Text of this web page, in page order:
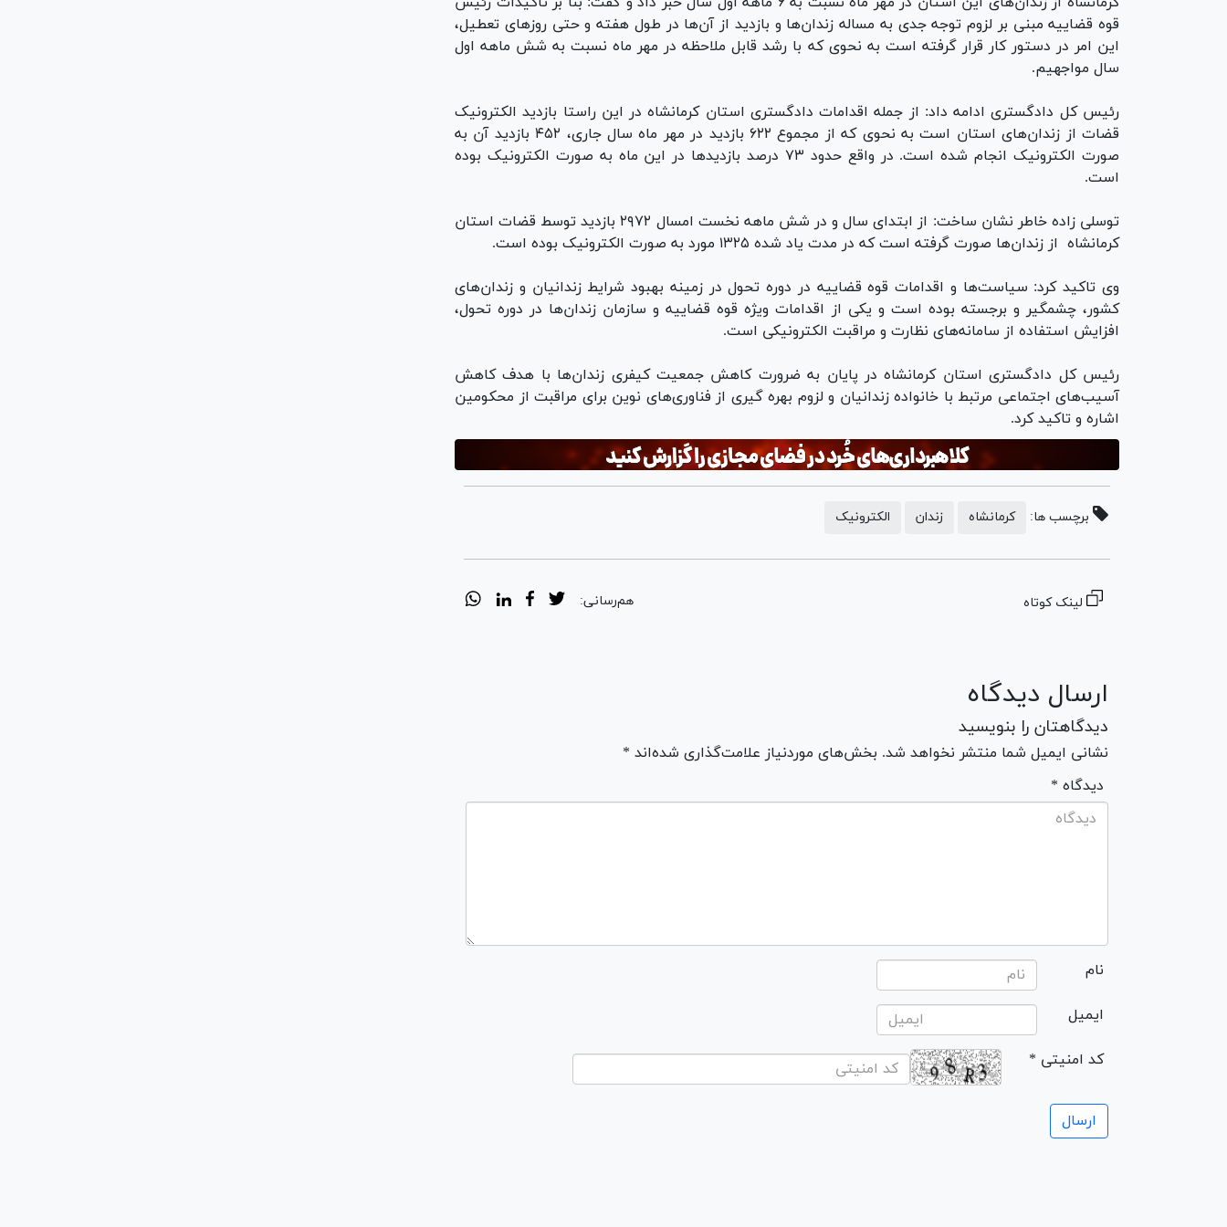
قوه قضاییه مبنی بر لزوم توجه جدی به مساله زندان‌ها و بازدید از آن‌ها در طول هفته و حتی روز‌های تعطیل،
این امر در دستور کار قرار گرفته است به نحوی که با رشد قابل ملاحظه در مهر ماه نسبت به شش ماهه اول
سال مواجهیم.
رئیس کل دادگستری ادامه داد: از جمله اقدامات دادگستری استان کرمانشاه در این راستا بازدید الکترونیک
قضات از زندان‌های استان است به نحوی که از مجموع ۶۲۲ بازدید در مهر ماه سال جاری، ۴۵۲ بازدید آن به
صورت الکترونیک انجام شده است. در واقع حدود ۷۳ درصد بازدید‌ها در این ماه به صورت الکترونیک بوده
است.
توسلی زاده خاطر نشان ساخت: از ابتدای سال و در شش ماهه نخست امسال ۲۹۷۲ بازدید توسط قضات استان
کرمانشاه از زندان‌ها صورت گرفته است که در مدت یاد شده ۱۳۲۵ مورد به صورت الکترونیک بوده است.
وی تاکید کرد: سیاست‌ها و اقدامات قوه قضاییه در دوره تحول در زمینه بهبود شرایط زندانیان و زندان‌های
کشور، چشمگیر و برجسته بوده است و یکی از اقدامات ویژه قوه قضاییه و سازمان زندان‌ها در دوره تحول،
افزایش استفاده از سامانه‌های نظارت و مراقبت الکترونیکی است.
رئیس کل دادگستری استان کرمانشاه در پایان به ضرورت کاهش جمعیت کیفری زندان‌ها با هدف کاهش
آسیب‌های اجتماعی مرتبط با خانواده زندانیان و لزوم بهره گیری از فناوری‌های نوین برای مراقبت از محکومین
اشاره و تاکید کرد.
برچسب ها: کرمانشاه زندان الکترونیک
لینک کوتاه هم‌رسانی:
ارسال دیدگاه
دیدگاهتان را بنویسید
نشانی ایمیل شما منتشر نخواهد شد. بخش‌های موردنیاز علامت‌گذاری شده‌اند *
* دیدگاه
نام
ایمیل
* کد امنیتی